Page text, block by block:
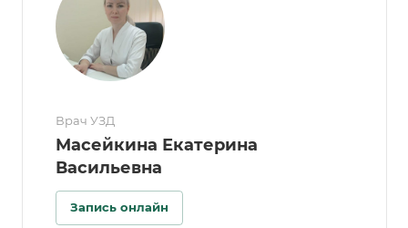
Врач УЗД
Масейкина Екатерина
Васильевна
Запись онлайн